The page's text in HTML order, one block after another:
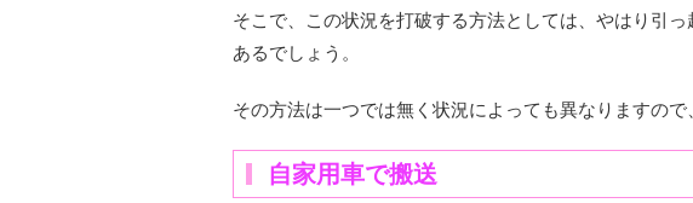
そこで、この状況を打破する方法としては、やはり引
あるでしょう。
その方法は一つでは無く状況によっても異なりますので
自家用車で搬送